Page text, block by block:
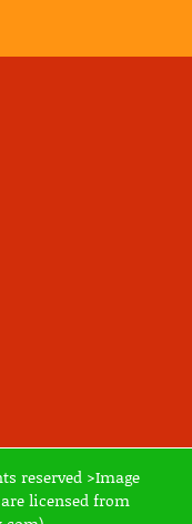
reserved >Image
licensed from